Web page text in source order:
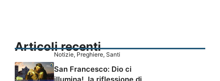
Articoli recenti
Notizie, Preghiere, Santi
San Francesco: Dio ci